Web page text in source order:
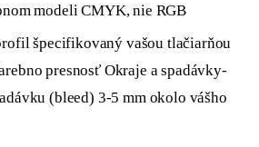
modeli CMYK, nie RGB
špecifikovaný vašou tlačiarňou
presnosť Okraje a spadávky-
(bleed) 3-5 mm okolo vášho